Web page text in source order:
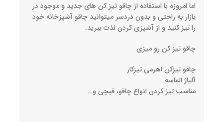
اما امروزه با استفاده از چاقو تیز کن های جدید و موجود در
بازار به راحتی و بدون دردسر میتوانید چاقو آشپزخانه خود
را تیز کنید و از آشپزی کردن لذت ببرید.
چاقو تیز کن رو میزی
چاقو تیزکن اهرمی تیزکار
آلیاژ الماسه
مناسب تیز کردن انواع چاقو، قیچی و…